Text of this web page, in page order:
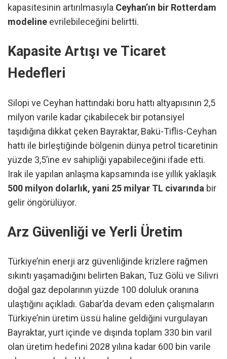
kapasitesinin artırılmasıyla Ceyhan’ın bir Rotterdam
modeline evrilebileceğini belirtti.
Kapasite Artışı ve Ticaret
Hedefleri
Silopi ve Ceyhan hattındaki boru hattı altyapısının 2,5
milyon varile kadar çıkabilecek bir potansiyel
taşıdığına dikkat çeken Bayraktar, Bakü-Tiflis-Ceyhan
hattı ile birleştiğinde bölgenin dünya petrol ticaretinin
yüzde 3,5’ine ev sahipliği yapabileceğini ifade etti.
Irak ile yapılan anlaşma kapsamında ise yıllık yaklaşık
500 milyon dolarlık, yani 25 milyar TL civarında bir
gelir öngörülüyor.
Arz Güvenliği ve Yerli Üretim
Türkiye’nin enerji arz güvenliğinde krizlere rağmen
sıkıntı yaşamadığını belirten Bakan, Tuz Gölü ve Silivri
doğal gaz depolarının yüzde 100 doluluk oranına
ulaştığını açıkladı. Gabar’da devam eden çalışmaların
Türkiye’nin üretim üssü haline geldiğini vurgulayan
Bayraktar, yurt içinde ve dışında toplam 330 bin varil
olan üretim hedefini 2028 yılına kadar 600 bin varile